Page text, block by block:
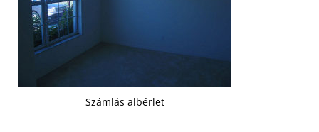
Számlás albérlet